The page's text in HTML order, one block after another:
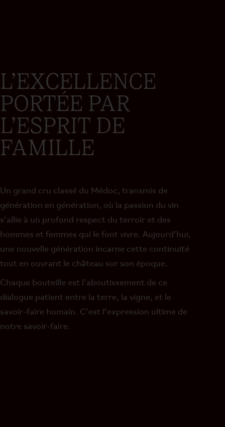
L’EXCELLENCE
PORTÉE PAR
L’ESPRIT DE
FAMILLE
Un grand cru classé du Médoc, transmis de
génération en génération, où la passion du vin
s’allie à un profond respect du terroir et des
hommes et femmes qui le font vivre. Aujourd’hui,
une nouvelle génération incarne cette continuité
tout en ouvrant le château sur son époque.
Chaque bouteille est l’aboutissement de ce
dialogue patient entre la terre, la vigne, et le
savoir-faire humain. C’est l’expression ultime de
notre savoir-faire.